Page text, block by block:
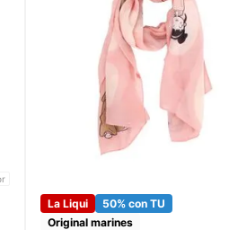
La Liqui
50% con TU
Original marines